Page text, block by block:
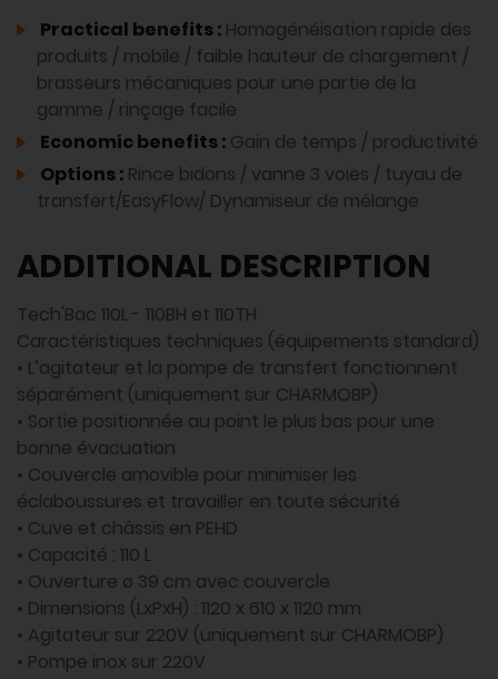
Practical benefits : Homogénéisation rapide des
produits / mobile / faible hauteur de chargement /
brasseurs mécaniques pour une partie de la
gamme / rinçage facile
Economic benefits : Gain de temps / productivité
Options : Rince bidons / vanne 3 voies / tuyau de
transfert/EasyFlow/ Dynamiseur de mélange
ADDITIONAL DESCRIPTION
Tech'Bac 110L - 110BH et 110TH
Caractéristiques techniques (équipements standard)
• L’agitateur et la pompe de transfert fonctionnent
séparément (uniquement sur CHARMOBP)
• Sortie positionnée au point le plus bas pour une
bonne évacuation
• Couvercle amovible pour minimiser les
éclaboussures et travailler en toute sécurité
• Cuve et châssis en PEHD
• Capacité : 110 L
• Ouverture ø 39 cm avec couvercle
• Dimensions (LxPxH) : 1120 x 610 x 1120 mm
• Agitateur sur 220V (uniquement sur CHARMOBP)
• Pompe inox sur 220V